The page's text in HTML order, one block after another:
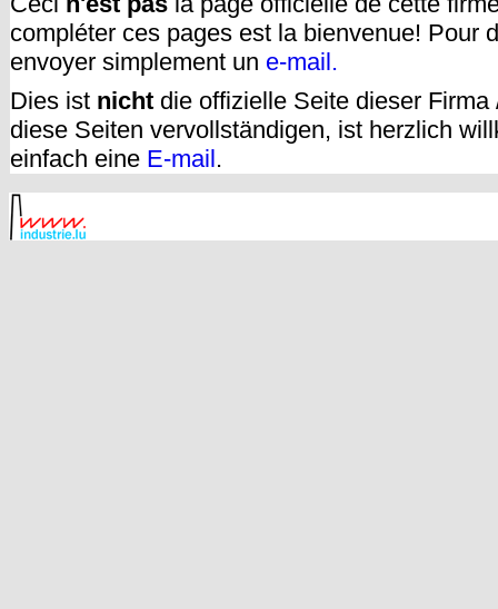
compléter ces pages est la bienvenue! Pour
envoyer simplement un e-mail.
Dies ist nicht die offizielle Seite dieser
diese Seiten vervollständigen, ist herzlich
einfach eine E-mail.